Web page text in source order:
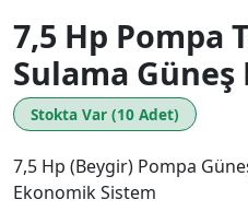
7,5 Hp Pompa
Sulama
Stokta Var (10 Adet)
7,5 Hp (Beygir) Pompa
Ekonomik Sistem